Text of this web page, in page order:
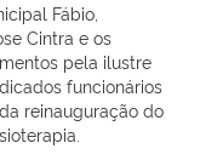
Fábio,
Cintra e os
pela ilustre
funcionários
reinauguração do